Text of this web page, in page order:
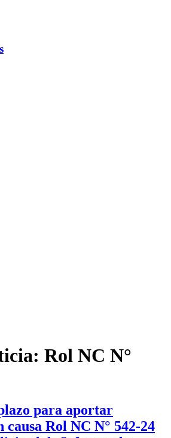
Rol NC N°
para aportar
causa Rol NC N° 542-24